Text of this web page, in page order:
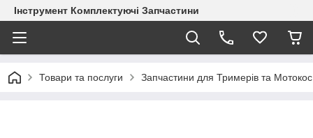
Інструмент Комплектуючі Запчастини
Товари та послуги Запчастини для Тримерів та Мотокос